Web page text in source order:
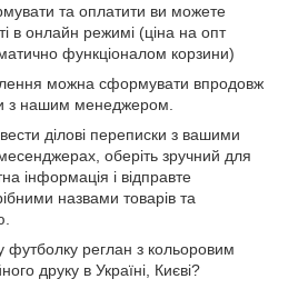
та оплатити ви можете
в онлайн режимі (ціна на опт
функціоналом корзини)
можна сформувати впродовж
з нашим менеджером.
ділові переписки з вашими
оберіть зручний для
інформація і відправте
назвами товарів та
футболку реглан з кольоровим
друку в Україні, Києві?